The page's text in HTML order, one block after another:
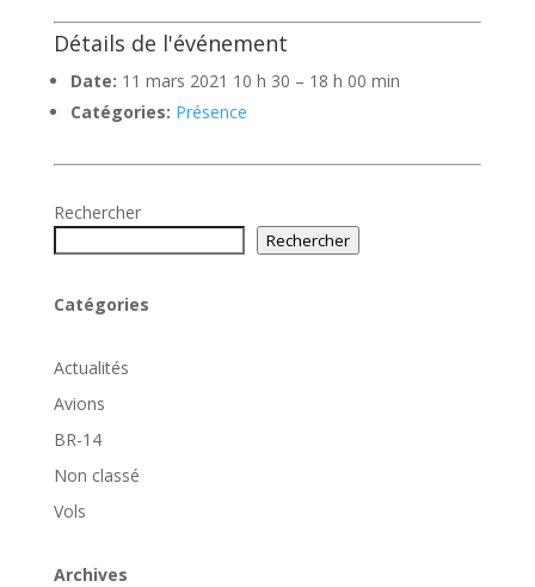
Détails de l'événement
Date: 11 mars 2021 10 h 30 – 18 h 00 min
Catégories: Présence
Rechercher
Rechercher
Catégories
Actualités
Avions
BR-14
Non classé
Vols
Archives